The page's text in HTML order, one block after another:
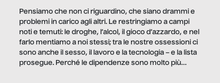
Pensiamo che non ci riguardino, che siano drammi e
problemi in carico agli altri. Le restringiamo a campi
noti e temuti: le droghe, l’alcol, il gioco d’azzardo, e nel
farlo mentiamo a noi stessi; tra le nostre ossessioni ci
sono anche il sesso, il lavoro e la tecnologia – e la lista
prosegue. Perché le dipendenze sono molto più